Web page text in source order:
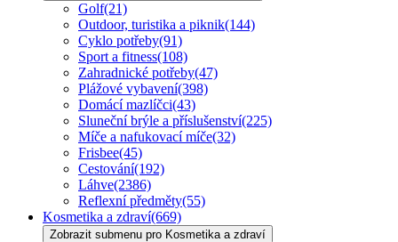
Golf(21)
Outdoor, turistika a piknik(144)
Cyklo potřeby(91)
Sport a fitness(108)
Zahradnické potřeby(47)
Plážové vybavení(398)
Domácí mazlíčci(43)
Sluneční brýle a příslušenství(225)
Míče a nafukovací míče(32)
Frisbee(45)
Cestování(192)
Láhve(2386)
Reflexní předměty(55)
Kosmetika a zdraví(669)
Zobrazit submenu pro Kosmetika a zdraví